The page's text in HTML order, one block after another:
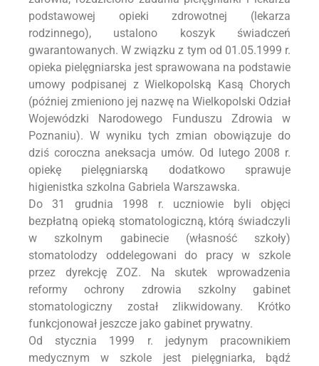
podstawowej opieki zdrowotnej (lekarza
rodzinnego), ustalono koszyk świadczeń
gwarantowanych. W związku z tym od 01.05.1999 r.
opieka pielęgniarska jest sprawowana na podstawie
umowy podpisanej z Wielkopolską Kasą Chorych
(później zmieniono jej nazwę na Wielkopolski Odział
Wojewódzki Narodowego Funduszu Zdrowia w
Poznaniu). W wyniku tych zmian obowiązuje do
dziś coroczna aneksacja umów. Od lutego 2008 r.
opiekę pielęgniarską dodatkowo sprawuje
higienistka szkolna Gabriela Warszawska.
Do 31 grudnia 1998 r. uczniowie byli objęci
bezpłatną opieką stomatologiczną, którą świadczyli
w szkolnym gabinecie (własność szkoły)
stomatolodzy oddelegowani do pracy w szkole
przez dyrekcję ZOZ. Na skutek wprowadzenia
reformy ochrony zdrowia szkolny gabinet
stomatologiczny został zlikwidowany. Krótko
funkcjonował jeszcze jako gabinet prywatny.
Od stycznia 1999 r. jedynym pracownikiem
medycznym w szkole jest pielęgniarka, bądź